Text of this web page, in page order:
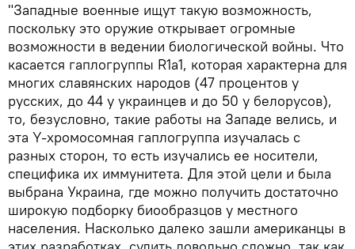
"Западные военные ищут такую возможность,
поскольку это оружие открывает огромные
возможности в ведении биологической войны. Что
касается гаплогруппы R1a1, которая характерна для
многих славянских народов (47 процентов у
русских, до 44 у украинцев и до 50 у белорусов),
то, безусловно, такие работы на Западе велись, и
эта Y-хромосомная гаплогруппа изучалась с
разных сторон, то есть изучались ее носители,
специфика их иммунитета. Для этой цели и была
выбрана Украина, где можно получить достаточно
широкую подборку биообразцов у местного
населения. Насколько далеко зашли американцы в